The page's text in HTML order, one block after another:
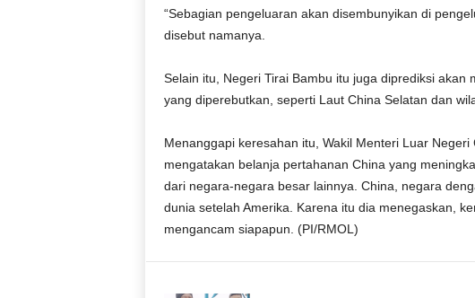
“Sebagian pengeluaran akan disembunyikan di
disebut namanya.
Selain itu, Negeri Tirai Bambu itu juga diprediksi
yang diperebutkan, seperti Laut China Selatan dan
Menanggapi keresahan itu, Wakil Menteri Luar
mengatakan belanja pertahanan China yang
dari negara-negara besar lainnya. China, negara
dunia setelah Amerika. Karena itu dia menegaskan,
mengancam siapapun. (PI/RMOL)